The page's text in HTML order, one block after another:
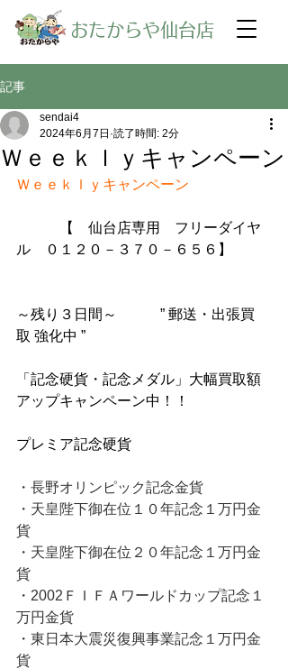
​おたからや仙台店
記事
Ｗｅｅｋｌｙキャンペーン
sendai4
2024年6月7日 読了時間: 2分
Ｗｅｅｋｌｙキャンペーン
【　仙台店専用　フリーダイヤ
ル　０１２０－３７０－６５６】
～残り３日間～　　　” 郵送・出張買
取 強化中 ”
「記念硬貨・記念メダル」大幅買取額
アップキャンペーン中！！
プレミア記念硬貨
・長野オリンピック記念金貨
・天皇陛下御在位１０年記念１万円金
貨
・天皇陛下御在位２０年記念１万円金
貨
・2002ＦＩＦＡワールドカップ記念１
万円金貨
・東日本大震災復興事業記念１万円金
貨